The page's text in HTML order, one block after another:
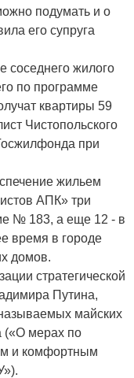
подумать и о
его супруга
соседнего жилого
по программе
квартиры 59
Чистопольского
при
жильем
АПК» три
№ 183, а еще 12 - в
время в городе
домов.
стратегической
Путина,
майских
(«О мерах по
и комфортным